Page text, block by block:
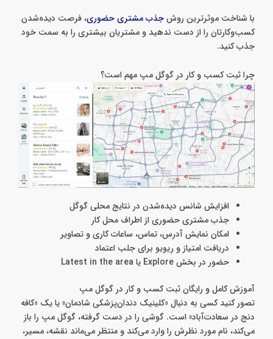
با شناخت موثرترین روشجذب مشتری حضوری، فرصت دیده‌شدن
کسب‌وکارتان را از دست ندهید و مشتریان بیشتری را به سمت خود
جذب کنید.
چرا ثبت کسب و کار در گوگل مپ مهم است؟
افزایش شانس دیده‌شدن در نتایج محلی گوگل
جذب مشتری حضوری از اطراف محل کار
امکان نمایش آدرس، تماس، ساعات کاری و تصاویر
دریافت امتیاز و ریویو برای جلب اعتماد
حضور در بخش Explore یا Latest in the area
آموزش کامل و رایگان ثبت کسب و کار در گوگل مپ
تصور کنید کسی به‌ دنبال «کلینیک دندان‌پزشکی شادمان» یا یک «کافه
دنج در سعادت‌آباد» است. گوشی را در دست گرفته، گوگل مپ را باز
می‌کند، نام مورد نظرش را وارد می‌کند و منتظر می‌ماند نقشه، مسیر،